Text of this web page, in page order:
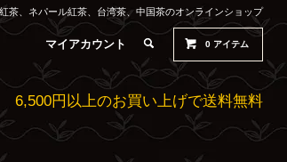
茶、ネパール紅茶、台湾茶、中国茶のオンラインショップ
マイアカウント 0 アイテム
6,500円以上のお買い上げで送料無料